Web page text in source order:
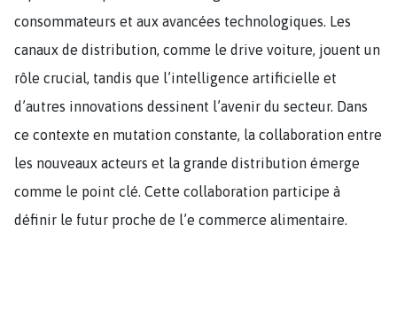
consommateurs et aux avancées technologiques. Les
canaux de distribution, comme le drive voiture, jouent un
rôle crucial, tandis que l’intelligence artificielle et
d’autres innovations dessinent l’avenir du secteur. Dans
ce contexte en mutation constante, la collaboration entre
les nouveaux acteurs et la grande distribution émerge
comme le point clé. Cette collaboration participe à
définir le futur proche de l’e commerce alimentaire.